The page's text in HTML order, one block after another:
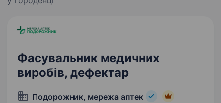
Фасувальник медичних
виробів, дефектар
Подорожник, мережа аптек